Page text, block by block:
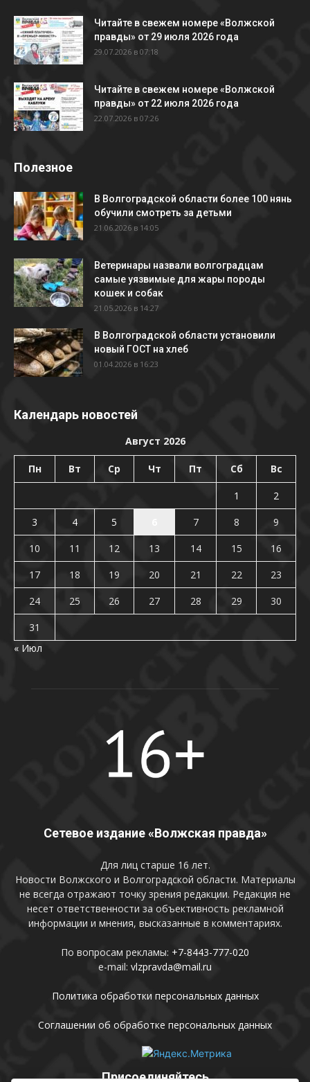
Читайте в свежем номере «Волжской
правды» от 29 июля 2026 года
29.07.2026 в 07:18
Читайте в свежем номере «Волжской
правды» от 22 июля 2026 года
22.07.2026 в 07:26
Полезное
В Волгоградской области более 100 нянь
обучили смотреть за детьми
21.06.2026 в 14:05
Ветеринары назвали волгоградцам
самые уязвимые для жары породы
кошек и собак
21.05.2026 в 14:27
В Волгоградской области установили
новый ГОСТ на хлеб
01.04.2026 в 16:23
Календарь новостей
Август 2026
Пн Вт Ср Чт Пт Сб Вс
1
2
3
4 5 7 8
9
10
11 12 13 14 15
16
17
18 19 20 21 22
23
24
25 26 27 28 29
30
31
« Июл
Сетевое издание «Волжская правда»
Для лиц старше 16 лет.
Новости Волжского и Волгоградской области. Материалы
не всегда отражают точку зрения редакции. Редакция не
несет ответственности за объективность рекламной
информации и мнения, высказанные в комментариях.
По вопросам рекламы: +7-8443-777-020
e-mail: vlzpravda@mail.ru
Политика обработки персональных данных
Соглашении об обработке персональных данных
Присоединяйтесь